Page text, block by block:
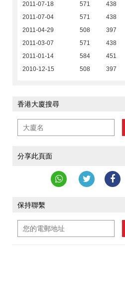
2011-07-18
571 438
2011-07-04
571 438
2011-04-29
508 397
2011-03-07
571 438
2011-01-14
584 451
2010-12-15
508 397
香港大廈搜尋
分享此頁面
保持聯繫